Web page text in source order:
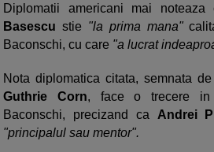
Diplomatii americani mai noteaza
Basescu stie "la prima mana"
Baconschi, cu care "a lucrat
Nota diplomatica citata, semnata
Guthrie Corn, face o trecere
Baconschi, precizand ca Andrei
"principalul sau mentor".